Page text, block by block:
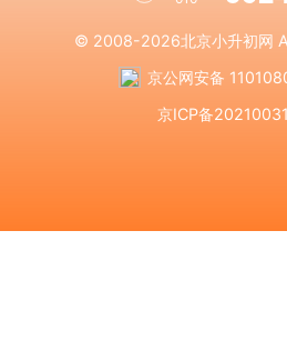
© 2008-2026北京小升初网
京公网安备
京ICP备